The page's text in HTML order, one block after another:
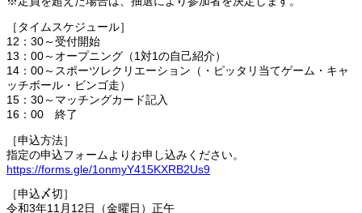
［タイムスケジュール］
12：30～受付開始
13：00～オープニング（1対1の自己紹介）
14：00～スポーツレクリエーション（・ピッタリ当てゲーム・キャ
ッチボール・ビンゴ走）
15：30～マッチングカード記入
16：00 終了
［申込方法］
指定の申込フォームよりお申し込みください。
https://forms.gle/1onmyY415KXRB2Us9
［申込〆切］
令和3年11月12日（金曜日）正午